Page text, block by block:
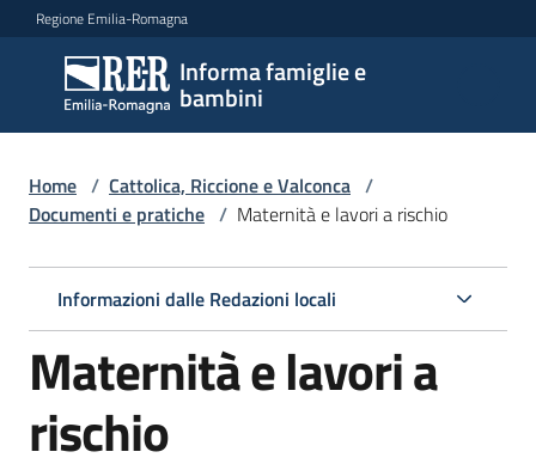
Vai al contenuto
Vai alla navigazione
Vai al footer
Regione Emilia-Romagna
Informa famiglie e
bambini
Informa
famiglie
e
bambini
Argomenti
Servizi
Centri
Home / Cattolica, Riccione e Valconca /
Documenti e pratiche / Maternità e lavori a rischio
Informazioni dalle Redazioni locali
Maternità e lavori a
rischio